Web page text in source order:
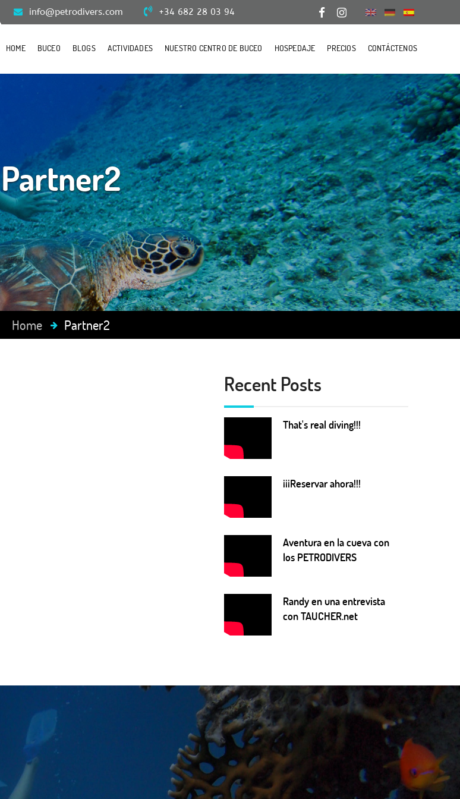
info@petrodivers.com +34 682 28 03 94
HOME BUCEO BLOGS ACTIVIDADES NUESTRO CENTRO DE BUCEO HOSPEDAJE PRECIOS CONTÁCTENOS
Partner2
Home Partner2
Recent Posts
That's real diving!!!
¡¡¡Reservar ahora!!!
Aventura en la cueva con
los PETRODIVERS
Randy en una entrevista
con TAUCHER.net